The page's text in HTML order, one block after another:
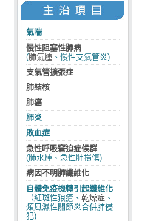
氣喘
慢性阻塞性肺病
(肺氣腫 、慢性支氣管炎)
支氣管擴張症
肺結核
肺癌
肺炎
敗血症
急性呼吸窘迫症候群
(肺水腫、急性肺損傷)
病因不明肺纖維化
自體免疫機轉引起纖維化
（紅斑性狼瘡、 乾燥症 、
類風濕性關節炎合併肺侵
犯)